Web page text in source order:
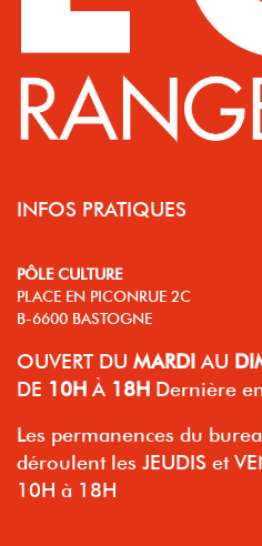
INFOS PRATIQUES
PÔLE CULTURE
PLACE EN PICONRUE 2C
B-6600 BASTOGNE
OUVERT DU MARDI AU
DE 10H À 18H Dernière
Les permanences du
déroulent les JEUDIS et
10H à 18H